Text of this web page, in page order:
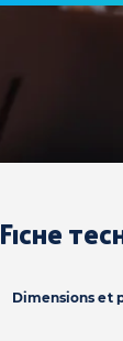
Fiche
Dimensions et